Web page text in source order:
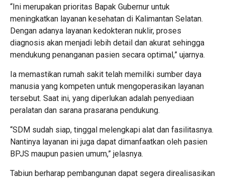
“Ini merupakan prioritas Bapak Gubernur untuk
meningkatkan layanan kesehatan di Kalimantan Selatan.
Dengan adanya layanan kedokteran nuklir, proses
diagnosis akan menjadi lebih detail dan akurat sehingga
mendukung penanganan pasien secara optimal,” ujarnya.
Ia memastikan rumah sakit telah memiliki sumber daya
manusia yang kompeten untuk mengoperasikan layanan
tersebut. Saat ini, yang diperlukan adalah penyediaan
peralatan dan sarana prasarana pendukung.
“SDM sudah siap, tinggal melengkapi alat dan fasilitasnya.
Nantinya layanan ini juga dapat dimanfaatkan oleh pasien
BPJS maupun pasien umum,” jelasnya.
Tabiun berharap pembangunan dapat segera direalisasikan